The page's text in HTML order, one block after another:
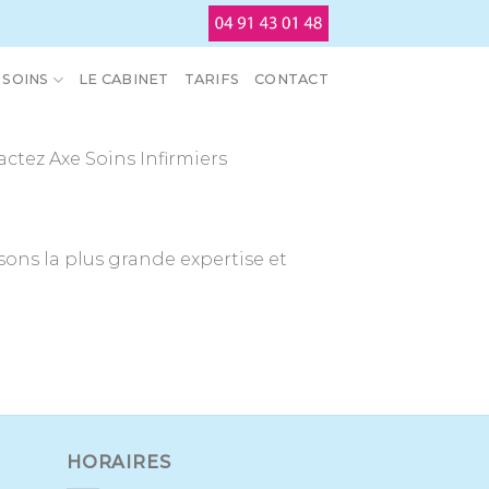
SOINS LE CABINET TARIFS CONTACT
Axe Soins Infirmiers
la plus grande expertise et
HORAIRES